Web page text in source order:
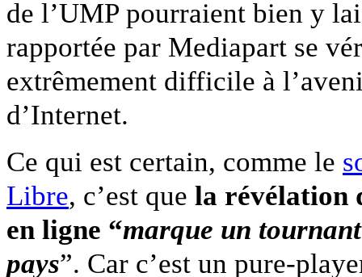
de l’UMP pourraient bien y
rapportée par Mediapart se
extrêmement difficile à
d’Internet.
Ce qui est certain, comme le
Libre, c’est que la révélation
en ligne “marque un
pays”. Car c’est un pure-